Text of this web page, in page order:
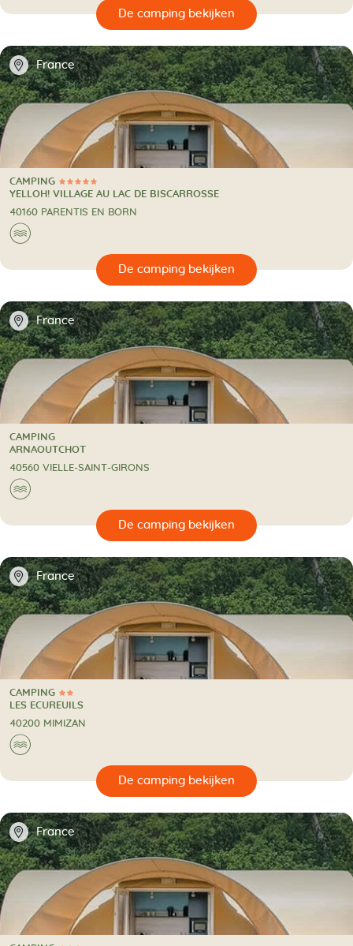
🔍
📍 France
5 Sterren
CAMPING
CAMPING
YELLOH! VILLAGE AU LAC DE BISCARROSSE
40160 PARENTIS EN BORN
🌊
🔍
📍 France
CAMPING
CAMPING
ARNAOUTCHOT
40560 VIELLE-SAINT-GIRONS
🌊
🔍
📍 France
2 Sterren
CAMPING
CAMPING
LES ECUREUILS
40200 MIMIZAN
🌊
🔍
📍 France